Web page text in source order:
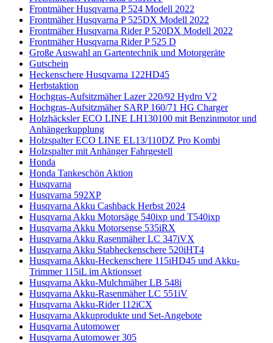
Frontmäher Husqvarna P 524 Modell 2022
Frontmäher Husqvarna P 525DX Modell 2022
Frontmäher Husqvarna Rider P 520DX Modell 2022
Frontmäher Husqvarna Rider P 525 D
Große Auswahl an Gartentechnik und Motorgeräte
Gutschein
Heckenschere Husqvarna 122HD45
Herbstaktion
Hochgras-Aufsitzmäher Lazer 220/92 Hydro V2
Hochgras-Aufsitzmäher SARP 160/71 HG Charger
Holzhäcksler ECO LINE LH130100 mit Benzinmotor und
Anhängerkupplung
Holzspalter ECO LINE EL13/110DZ Pro Kombi
Holzspalter mit Anhänger Fahrgestell
Honda
Honda Tankeschön Aktion
Husqvarna
Husqvarna 592XP
Husqvarna Akku Cashback Herbst 2024
Husqvarna Akku Motorsäge 540ixp und T540ixp
Husqvarna Akku Motorsense 535iRX
Husqvarna Akku Rasenmäher LC 347iVX
Husqvarna Akku Stabheckenschere 520iHT4
Husqvarna Akku-Heckenschere 115iHD45 und Akku-
Trimmer 115iL im Aktionsset
Husqvarna Akku-Mulchmäher LB 548i
Husqvarna Akku-Rasenmäher LC 551iV
Husqvarna Akku-Rider 112iCX
Husqvarna Akkuprodukte und Set-Angebote
Husqvarna Automower
Husqvarna Automower 305